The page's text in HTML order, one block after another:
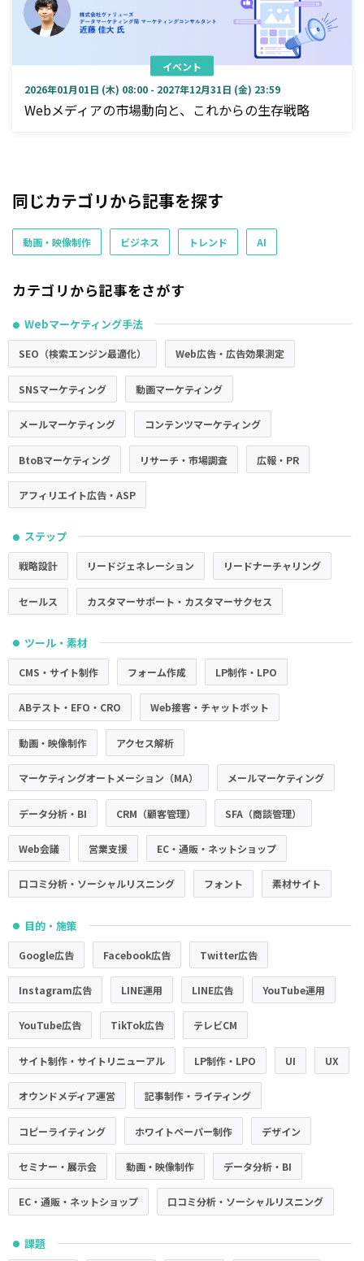
イベント
2026年01月01日 (木) 08:00 - 2027年12月31日 (金) 23:59
Webメディアの市場動向と、これからの生存戦略
同じカテゴリから記事を探す
動画・映像制作 ビジネス トレンド AI
カテゴリから記事をさがす
● Webマーケティング手法
SEO（検索エンジン最適化） Web広告・広告効果測定
SNSマーケティング 動画マーケティング
メールマーケティング コンテンツマーケティング
BtoBマーケティング リサーチ・市場調査 広報・PR
アフィリエイト広告・ASP
● ステップ
戦略設計 リードジェネレーション リードナーチャリング
セールス カスタマーサポート・カスタマーサクセス
● ツール・素材
CMS・サイト制作 フォーム作成 LP制作・LPO
ABテスト・EFO・CRO Web接客・チャットボット
動画・映像制作 アクセス解析
マーケティングオートメーション（MA） メールマーケティング
データ分析・BI CRM（顧客管理） SFA（商談管理）
Web会議 営業支援 EC・通販・ネットショップ
口コミ分析・ソーシャルリスニング フォント 素材サイト
● 目的・施策
Google広告 Facebook広告 Twitter広告
Instagram広告 LINE運用 LINE広告 YouTube運用
YouTube広告 TikTok広告 テレビCM
サイト制作・サイトリニューアル LP制作・LPO UI UX
オウンドメディア運営 記事制作・ライティング
コピーライティング ホワイトペーパー制作 デザイン
セミナー・展示会 動画・映像制作 データ分析・BI
EC・通販・ネットショップ 口コミ分析・ソーシャルリスニング
● 課題